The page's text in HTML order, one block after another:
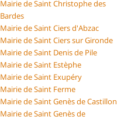
Mairie de Saint Christophe des
Bardes
Mairie de Saint Ciers d'Abzac
Mairie de Saint Ciers sur Gironde
Mairie de Saint Denis de Pile
Mairie de Saint Estèphe
Mairie de Saint Exupéry
Mairie de Saint Ferme
Mairie de Saint Genès de Castillon
Mairie de Saint Genès de